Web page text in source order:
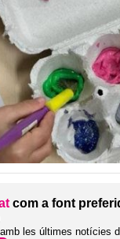
com a font
les últimes notícies